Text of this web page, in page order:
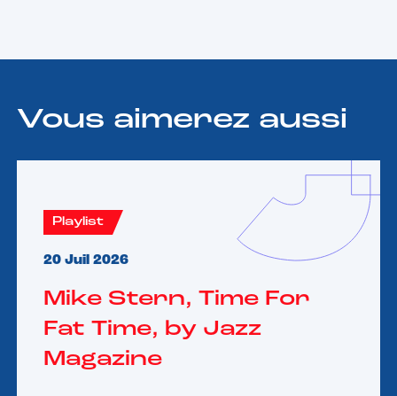
Vous aimerez aussi
Playlist
20 Juil 2026
Mike Stern, Time For
Fat Time, by Jazz
Magazine